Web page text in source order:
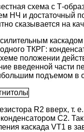
схема с Т-
НЧ и достаточный
сказывается на
ТКРГ:
положении
введенной части
подъемом в
R2 вверх, т.
С2.
каскада VT1 в